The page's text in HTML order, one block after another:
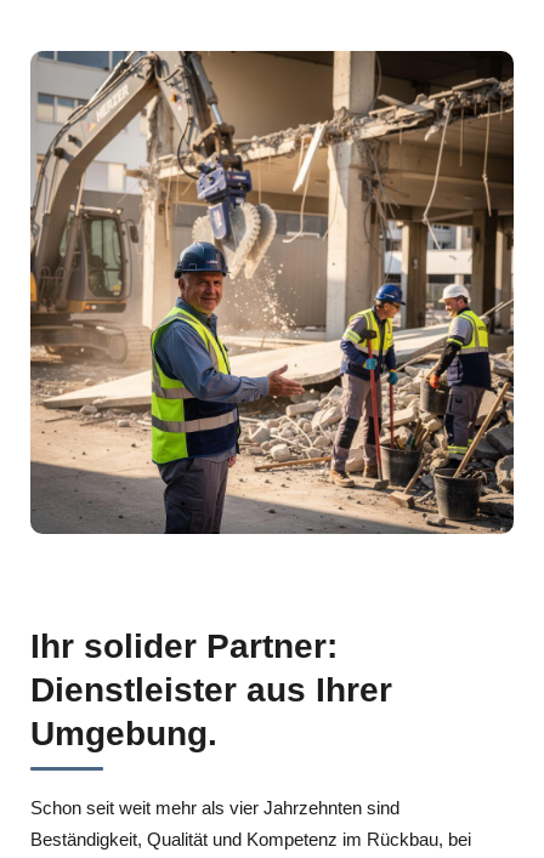
Ihr solider Partner:
Dienstleister aus Ihrer
Umgebung.
Schon seit weit mehr als vier Jahrzehnten sind
Beständigkeit, Qualität und Kompetenz im Rückbau, bei